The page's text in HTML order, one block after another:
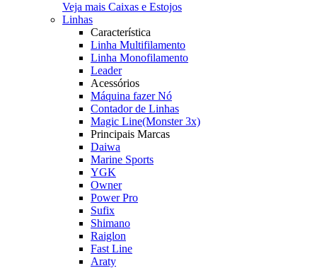
Veja mais Caixas e Estojos
Linhas
Característica
Linha Multifilamento
Linha Monofilamento
Leader
Acessórios
Máquina fazer Nó
Contador de Linhas
Magic Line(Monster 3x)
Principais Marcas
Daiwa
Marine Sports
YGK
Owner
Power Pro
Sufix
Shimano
Raiglon
Fast Line
Araty